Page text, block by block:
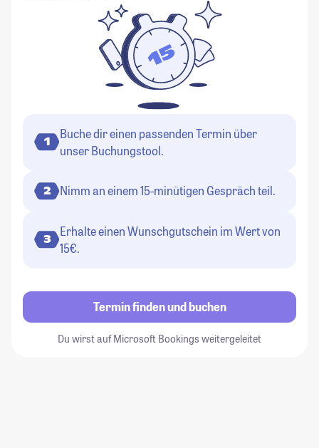
1
Buche dir einen passenden Termin über
unser Buchungstool.
2 Nimm an einem 15-minütigen Gespräch teil.
3
Erhalte einen Wunschgutschein im Wert von
15€.
Termin finden und buchen
Du wirst auf Microsoft Bookings weitergeleitet